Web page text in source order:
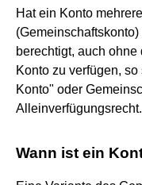
Hat ein Konto
berechtigt, auch
Konto zu verfügen,
Konto" oder
Alleinverfügungsrecht.
Wann ist ein